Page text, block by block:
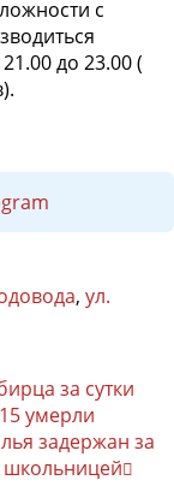
с
до 23.00 (
, ул.
за сутки
умерли
задержан за
школьницей